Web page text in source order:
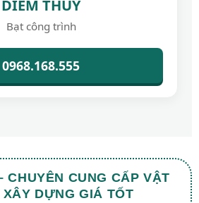
DIỄM THUÝ
Bạt công trình
0968.168.555
CHUYÊN CUNG CẤP VẬT
DỰNG GIÁ TỐT